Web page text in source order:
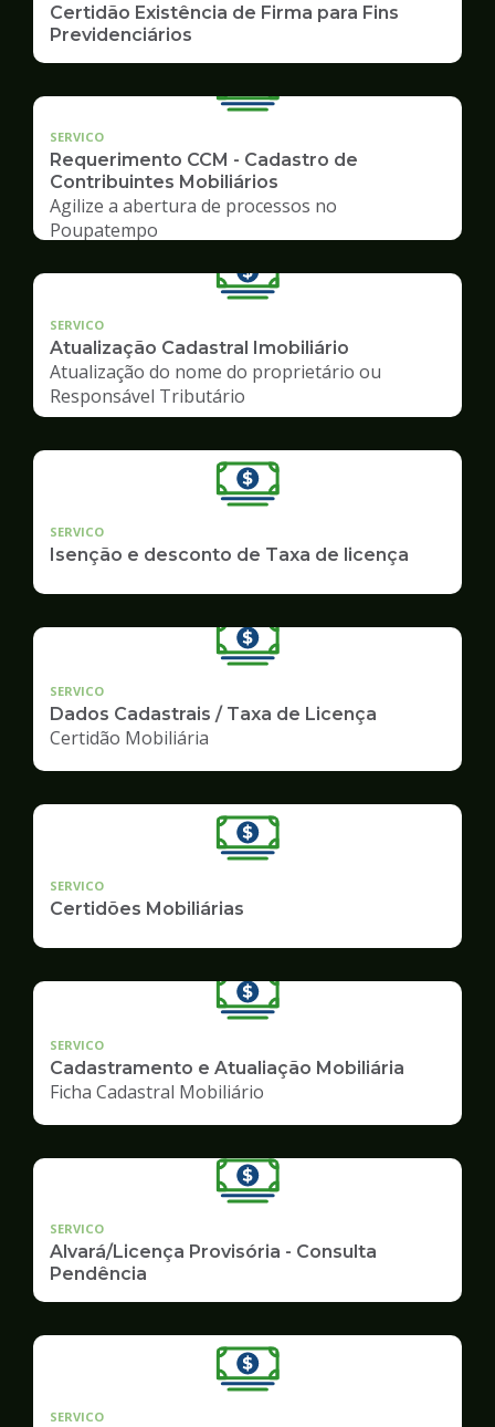
Certidão Existência de Firma para Fins
Previdenciários
SERVICO
Requerimento CCM - Cadastro de
Contribuintes Mobiliários
Agilize a abertura de processos no
Poupatempo
SERVICO
Atualização Cadastral Imobiliário
Atualização do nome do proprietário ou
Responsável Tributário
SERVICO
Isenção e desconto de Taxa de licença
SERVICO
Dados Cadastrais / Taxa de Licença
Certidão Mobiliária
SERVICO
Certidões Mobiliárias
SERVICO
Cadastramento e Atualiação Mobiliária
Ficha Cadastral Mobiliário
SERVICO
Alvará/Licença Provisória - Consulta
Pendência
SERVICO